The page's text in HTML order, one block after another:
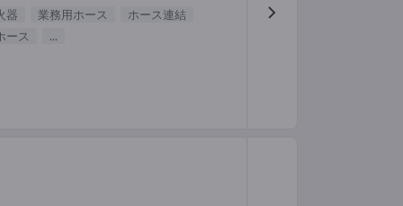
器 業務用ホース
ホース連結
ース ...